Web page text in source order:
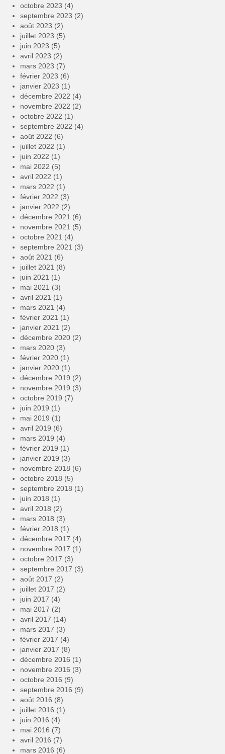
octobre 2023 (4)
septembre 2023 (2)
août 2023 (2)
juillet 2023 (5)
juin 2023 (5)
avril 2023 (2)
mars 2023 (7)
février 2023 (6)
janvier 2023 (1)
décembre 2022 (4)
novembre 2022 (2)
octobre 2022 (1)
septembre 2022 (4)
août 2022 (6)
juillet 2022 (1)
juin 2022 (1)
mai 2022 (5)
avril 2022 (1)
mars 2022 (1)
février 2022 (3)
janvier 2022 (2)
décembre 2021 (6)
novembre 2021 (5)
octobre 2021 (4)
septembre 2021 (3)
août 2021 (6)
juillet 2021 (8)
juin 2021 (1)
mai 2021 (3)
avril 2021 (1)
mars 2021 (4)
février 2021 (1)
janvier 2021 (2)
décembre 2020 (2)
mars 2020 (3)
février 2020 (1)
janvier 2020 (1)
décembre 2019 (2)
novembre 2019 (3)
octobre 2019 (7)
juin 2019 (1)
mai 2019 (1)
avril 2019 (6)
mars 2019 (4)
février 2019 (1)
janvier 2019 (3)
novembre 2018 (6)
octobre 2018 (5)
septembre 2018 (1)
juin 2018 (1)
avril 2018 (2)
mars 2018 (3)
février 2018 (1)
décembre 2017 (4)
novembre 2017 (1)
octobre 2017 (3)
septembre 2017 (3)
août 2017 (2)
juillet 2017 (2)
juin 2017 (4)
mai 2017 (2)
avril 2017 (14)
mars 2017 (3)
février 2017 (4)
janvier 2017 (8)
décembre 2016 (1)
novembre 2016 (3)
octobre 2016 (9)
septembre 2016 (9)
août 2016 (8)
juillet 2016 (1)
juin 2016 (4)
mai 2016 (7)
avril 2016 (7)
mars 2016 (6)